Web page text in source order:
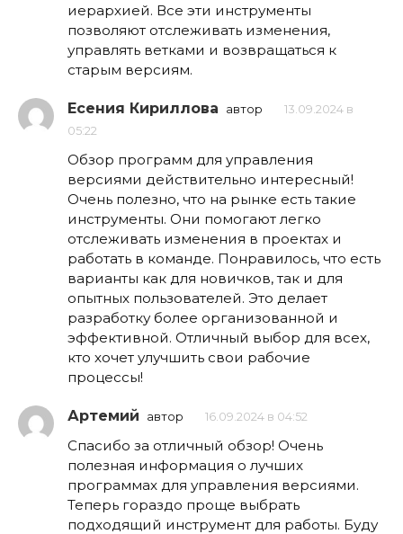
иерархией. Все эти инструменты
позволяют отслеживать изменения,
управлять ветками и возвращаться к
старым версиям.
Есения Кириллова автор
13.09.2024 в
05:22
Обзор программ для управления
версиями действительно интересный!
Очень полезно, что на рынке есть такие
инструменты. Они помогают легко
отслеживать изменения в проектах и
работать в команде. Понравилось, что есть
варианты как для новичков, так и для
опытных пользователей. Это делает
разработку более организованной и
эффективной. Отличный выбор для всех,
кто хочет улучшить свои рабочие
процессы!
Артемий автор 16.09.2024 в 04:52
Спасибо за отличный обзор! Очень
полезная информация о лучших
программах для управления версиями.
Теперь гораздо проще выбрать
подходящий инструмент для работы. Буду